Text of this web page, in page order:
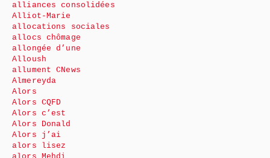
alliances consolidées
Alliot-Marie
allocations sociales
allocs chômage
allongée d’une
Alloush
allument CNews
Almereyda
Alors
Alors CQFD
Alors c’est
Alors Donald
Alors j’ai
alors lisez